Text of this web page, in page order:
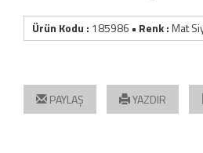
Ürün Kodu : 185986 • Renk :Mat
PAYLAŞ YAZDIR